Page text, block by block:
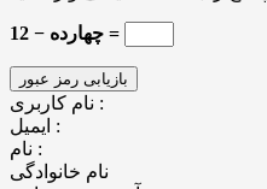
چهارده − 12 =
نام کاربری :
ایمیل :
نام :
نام خانوادگی